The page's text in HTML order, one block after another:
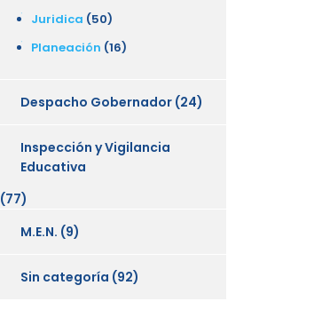
Juridica (50)
Planeación (16)
Despacho Gobernador (24)
Inspección y Vigilancia
Educativa
(77)
M.E.N. (9)
Sin categoría (92)